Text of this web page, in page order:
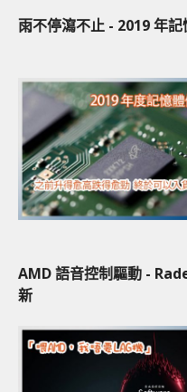
雨不停瀉不止 - 2019 年
AMD 語音控制驅動 -
新